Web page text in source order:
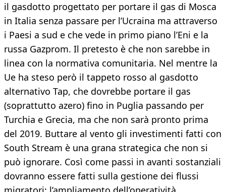
il gasdotto progettato per portare il gas di Mosca
in Italia senza passare per l’Ucraina ma attraverso
i Paesi a sud e che vede in primo piano l’Eni e la
russa Gazprom. Il pretesto è che non sarebbe in
linea con la normativa comunitaria. Nel mentre la
Ue ha steso però il tappeto rosso al gasdotto
alternativo Tap, che dovrebbe portare il gas
(soprattutto azero) fino in Puglia passando per
Turchia e Grecia, ma che non sarà pronto prima
del 2019. Buttare al vento gli investimenti fatti con
South Stream è una grana strategica che non si
può ignorare. Così come passi in avanti sostanziali
dovranno essere fatti sulla gestione dei flussi